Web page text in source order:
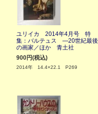
ユリイカ 2014年4月号 特
集：バルテュス ―20世紀最後
の画家／ほか 青土社
900円(税込)
2014年 14.4×22.1 P269